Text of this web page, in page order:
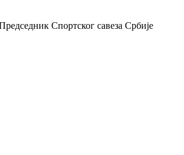
Спортског савеза Србије